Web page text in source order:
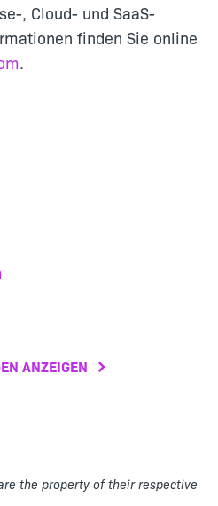
, Cloud- und SaaS-
finden Sie online
.
ANZEIGEN
the property of their respective